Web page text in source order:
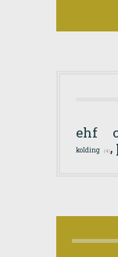
ehf
kolding (4),